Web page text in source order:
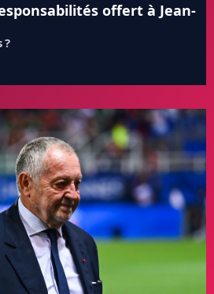
offert à Jean-
?